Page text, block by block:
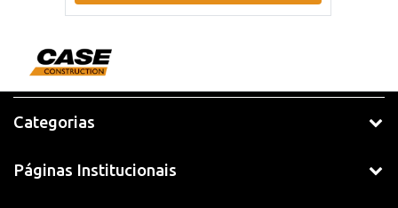
Categorias
Páginas Institucionais